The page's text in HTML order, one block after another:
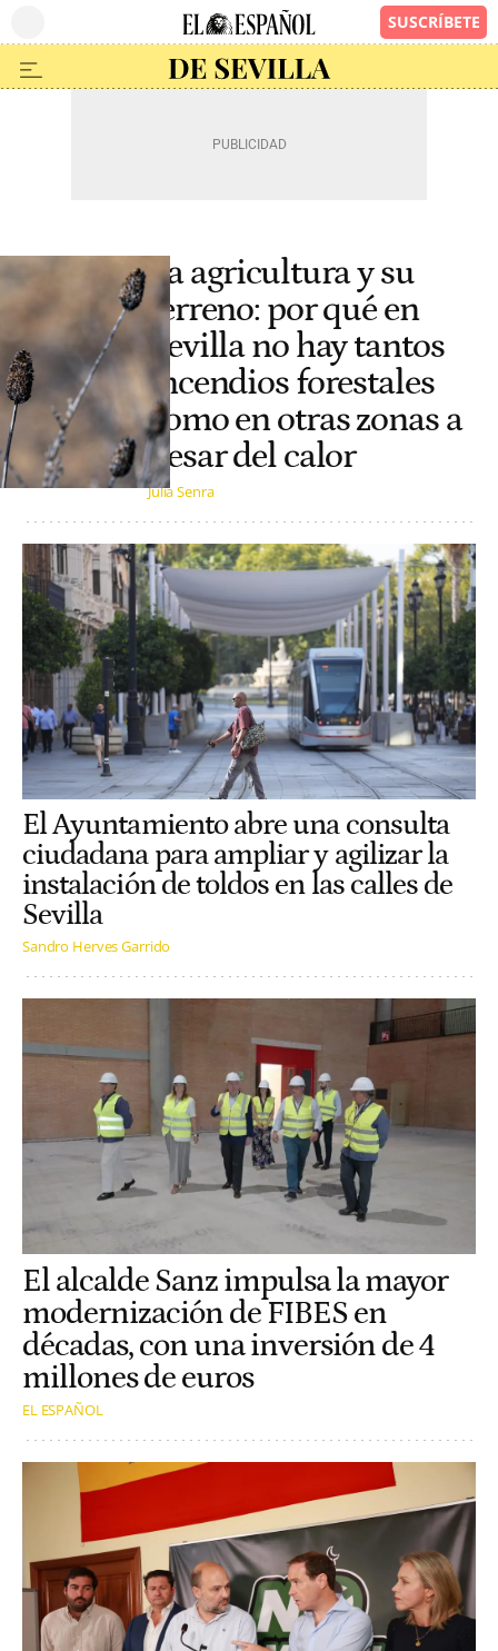
La agricultura y su
terreno: por qué en
Sevilla no hay tantos
incendios forestales
como en otras zonas a
pesar del calor
Julia Senra
El Ayuntamiento abre una consulta
ciudadana para ampliar y agilizar la
instalación de toldos en las calles de
Sevilla
Sandro Herves Garrido
El alcalde Sanz impulsa la mayor
modernización de FIBES en
décadas, con una inversión de 4
millones de euros
EL ESPAÑOL